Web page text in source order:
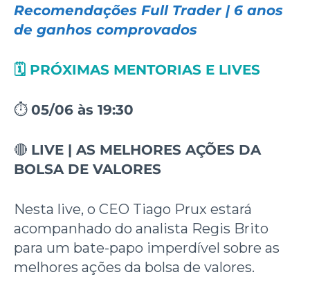
Recomendações Full Trader | 6 anos
de ganhos comprovados
🗓️ PRÓXIMAS MENTORIAS E LIVES
⏱️ 05/06 às 19:30
🔴 LIVE | AS MELHORES AÇÕES DA
BOLSA DE VALORES
Nesta live, o CEO Tiago Prux estará
acompanhado do analista Regis Brito
para um bate-papo imperdível sobre as
melhores ações da bolsa de valores.